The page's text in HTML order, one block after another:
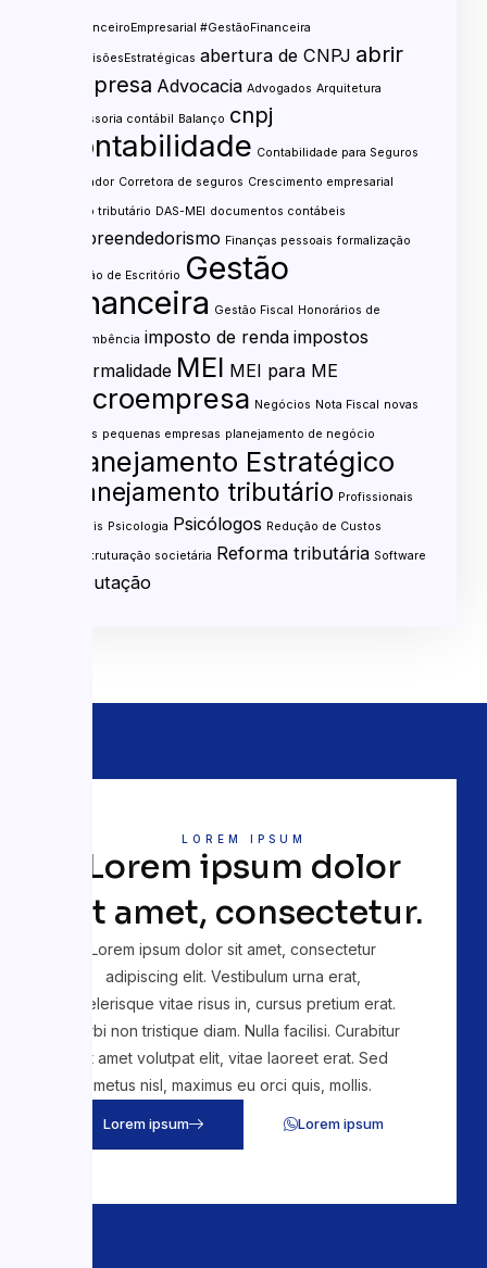
#FinanceiroEmpresarial #GestãoFinanceira
#DecisõesEstratégicas abertura de CNPJ abrir
empresa Advocacia Advogados Arquitetura
assessoria contábil Balanço cnpj
contabilidade Contabilidade para Seguros
contador Corretora de seguros Crescimento empresarial
custo tributário DAS-MEI documentos contábeis
empreendedorismo Finanças pessoais formalização
Gestão de Escritório Gestão
financeira Gestão Fiscal Honorários de
sucumbência imposto de renda impostos
informalidade MEI MEI para ME
microempresa Negócios Nota Fiscal novas
regras pequenas empresas planejamento de negócio
Planejamento Estratégico
Planejamento tributário Profissionais
liberais Psicologia Psicólogos Redução de Custos
Reestruturação societária Reforma tributária Software
Tributação
LOREM IPSUM
Lorem ipsum dolor
sit amet, consectetur.
Lorem ipsum dolor sit amet, consectetur
adipiscing elit. Vestibulum urna erat,
scelerisque vitae risus in, cursus pretium erat.
Morbi non tristique diam. Nulla facilisi. Curabitur
sit amet volutpat elit, vitae laoreet erat. Sed
metus nisl, maximus eu orci quis, mollis.
Lorem ipsum Lorem ipsum